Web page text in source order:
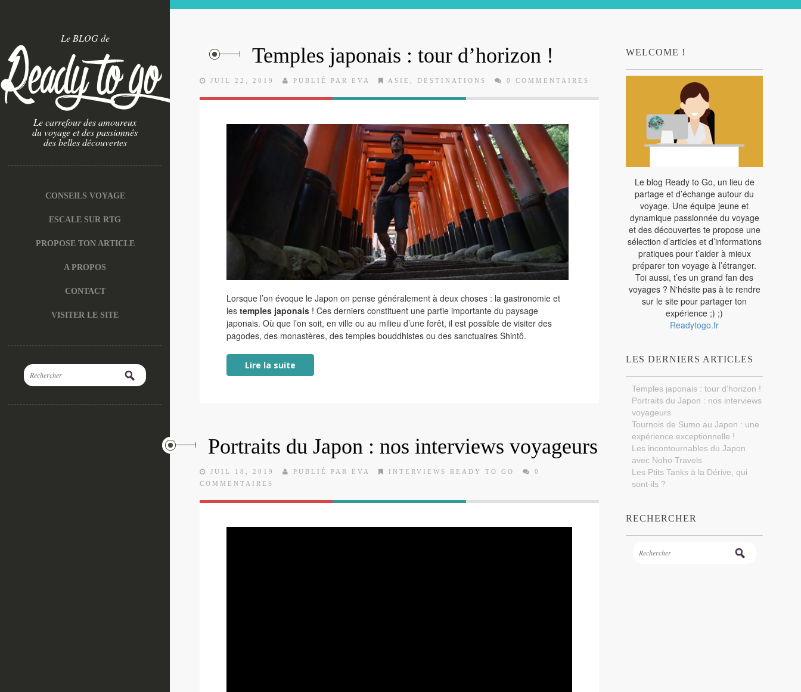
Le BLOG de
Le carrefour des amoureux
du voyage et des passionnés
des belles découvertes
CONSEILS VOYAGE
ESCALE SUR RTG
PROPOSE TON ARTICLE
A PROPOS
CONTACT
VISITER LE SITE
Temples japonais : tour d’horizon !
JUIL 22, 2019 PUBLIÉ PAR EVA ASIE DESTINATIONS 0 COMMENTAIRES
Lorsque l’on évoque le Japon on pense généralement à deux choses : la gastronomie et
les temples japonais ! Ces derniers constituent une partie importante du paysage
japonais. Où que l’on soit, en ville ou au milieu d’une forêt, il est possible de visiter des
pagodes, des monastères, des temples bouddhistes ou des sanctuaires Shintô.
Lire la suite
Portraits du Japon : nos interviews voyageurs
JUIL 18, 2019 PUBLIÉ PAR EVA INTERVIEWS READY TO GO
0
COMMENTAIRES
WELCOME !
Le blog Ready to Go, un lieu de
partage et d’échange autour du
voyage. Une équipe jeune et
dynamique passionnée du voyage
et des découvertes te propose une
sélection d’articles et d’informations
pratiques pour t’aider à mieux
préparer ton voyage à l’étranger.
Toi aussi, t’es un grand fan des
voyages ? N'hésite pas à te rendre
sur le site pour partager ton
expérience ;) ;)
Readytogo.fr
LES DERNIERS ARTICLES
Temples japonais : tour d’horizon !
Portraits du Japon : nos interviews
voyageurs
Tournois de Sumo au Japon : une
expérience exceptionnelle !
Les incontournables du Japon
avec Noho Travels
Les Ptits Tanks à la Dérive, qui
sont-ils ?
RECHERCHER